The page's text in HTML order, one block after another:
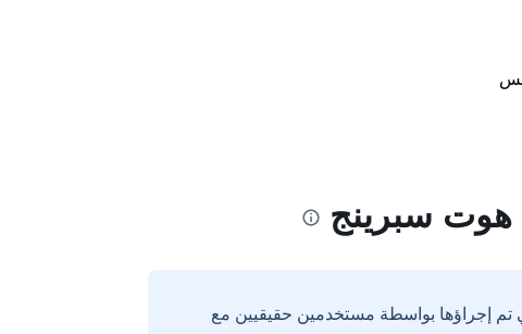
هوت سبرينج
تم إجراؤها بواسطة مستخدمين حقيقيين مع